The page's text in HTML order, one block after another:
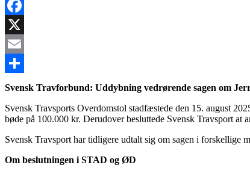
Facebook
X
Email
Share
Svensk Travforbund: Uddybning vedrørende sagen om
Svensk Travsports Overdomstol stadfæstede den 15. august
bøde på 100.000 kr. Derudover besluttede Svensk Travsport
Svensk Travsport har tidligere udtalt sig om sagen i forskellige
Om beslutningen i STAD og ØD